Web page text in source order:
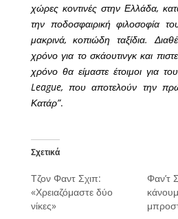
χώρες κοντινές στην Ελλάδα,
την ποδοσφαιρική φιλοσοφία
μακρινά, κοπιώδη ταξίδια.
χρόνο για το σκάουτινγκ και
χρόνο θα είμαστε έτοιμοι για
League, που αποτελούν την
Κατάρ”.
Σχετικά
Τζον Φαντ Σχιπ:
«Χρειαζόμαστε δύο
νίκες»
Φαν’τ